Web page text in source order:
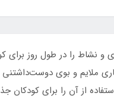
و نشاط را در طول روز
ملایم و بوی دوست‌داشتنی
از آن را برای کودکان